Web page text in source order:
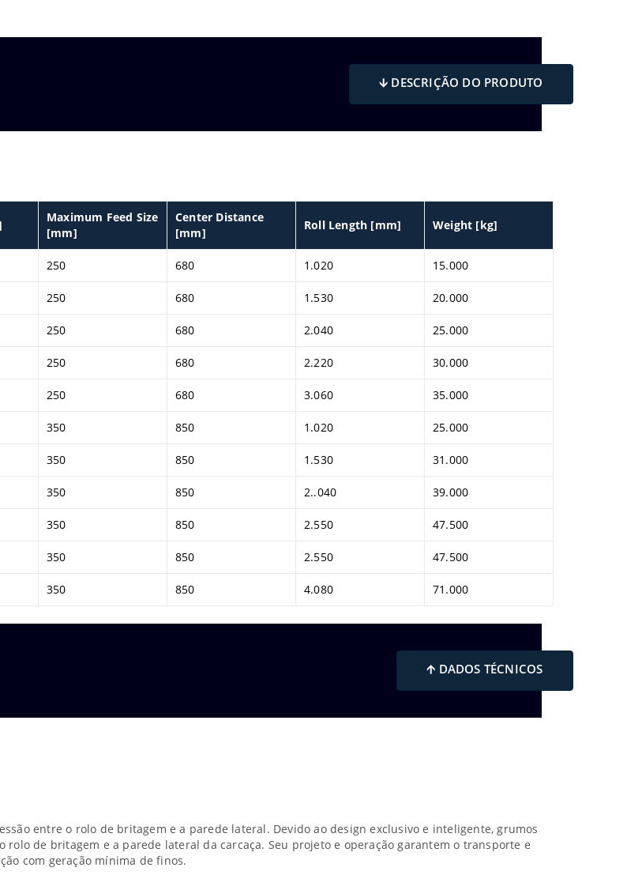
🡫 DESCRIÇÃO DO PRODUTO
Maximum Feed Size
[mm]
Center Distance
[mm]
Roll Length [mm] Weight [kg]
250 680 1.020 15.000
250 680 1.530 20.000
250 680 2.040 25.000
250 680 2.220 30.000
250 680 3.060 35.000
350 850 1.020 25.000
350 850 1.530 31.000
350 850 2..040 39.000
350 850 2.550 47.500
350 850 2.550 47.500
350 850 4.080 71.000
🡩 DADOS TÉCNICOS
entre o rolo de britagem e a parede lateral. Devido ao design exclusivo e inteligente, grumos
de britagem e a parede lateral da carcaça. Seu projeto e operação garantem o transporte e
com geração mínima de finos.